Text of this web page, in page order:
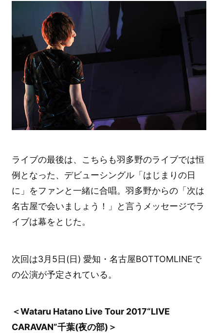
ライブの最後は、こちらも羽多野のライブでは恒
例となった、デビューシングル「はじまりの日
に」をファンと一緒に合唱。羽多野からの「次は
名古屋で会いましょう！」と言うメッセージでラ
イブは幕をとじた。
次回は3月5日(日) 愛知・名古屋BOTTOMLINEで
の公演が予定されている。
＜Wataru Hatano Live Tour 2017“LIVE
CARAVAN”千葉(夜の部)＞